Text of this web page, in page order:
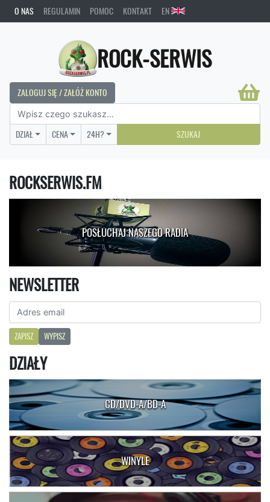
O NAS REGULAMIN POMOC KONTAKT EN
ROCK-SERWIS
ZALOGUJ SIĘ / ZAŁÓŻ KONTO
DZIAŁ CENA 24H? SZUKAJ
ROCKSERWIS.FM
POSŁUCHAJ NASZEGO RADIA
NEWSLETTER
ZAPISZ WYPISZ
DZIAŁY
CD/DVD-A/BD-A
WINYLE